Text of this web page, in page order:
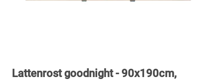
Lattenrost goodnight - 90x190cm,